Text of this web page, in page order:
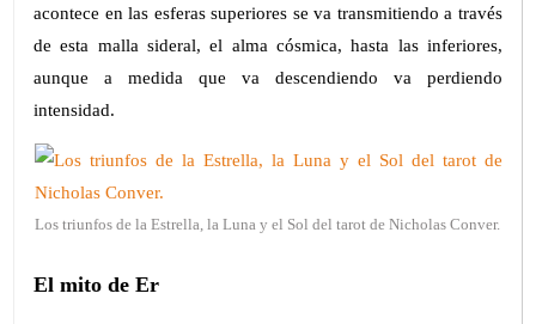
acontece en las esferas superiores se va transmitiendo a través
de esta malla sideral, el alma cósmica, hasta las inferiores,
aunque a medida que va descendiendo va perdiendo
intensidad.
Los triunfos de la Estrella, la Luna y el Sol del tarot de Nicholas Conver.
El mito de Er